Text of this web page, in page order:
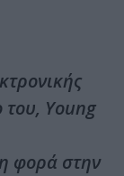
του, Young
φορά στην